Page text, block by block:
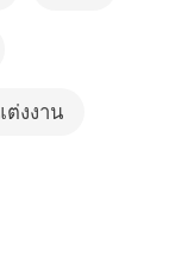
งงาน